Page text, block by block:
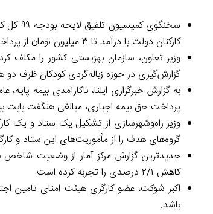
کارکنان دولت با درآمد تا ۳ میلیون تومان از پرداخت مالیات معاف می‌شوند.
وزیر تعاون، سازمان بهزیستی کشور را مکلف
گزارش‌گیری در حوزه زباله‌گردی کودکان ظرف دو
به گزارش خبرگزاری ایلنا، ناکارآمدی بیمه
پرداخت حق بیمه اجباری، مبالغی هنگفت بابت
گروه‌های هدف را از مأموریت‌های این ستاد و
جدیدترین گزارش مرکز آمار از وضعیت شاخص
کاهش ۲/۱ درصدی را تجربه کرده است.
اکبر شوکت، عضو کارگری هیئت امنای تامین
باشد.